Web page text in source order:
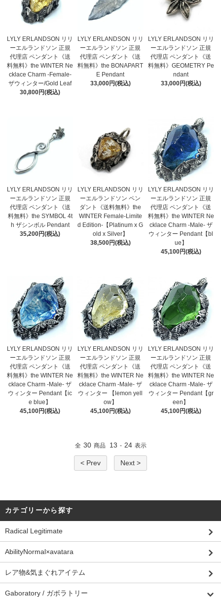
LYLY ERLANDSON リリ
ーエルランドソン 正規
代理店 ペンダント《送
料無料》the WINTER Ne
cklace Charm -Female-
ザウィンター/Gold Leaf
30,800円(税込)
LYLY ERLANDSON リリ
ーエルランドソン 正規
代理店 ペンダント《送
料無料》the BONAPART
E Pendant
33,000円(税込)
LYLY ERLANDSON リリ
ーエルランドソン 正規
代理店 ペンダント《送
料無料》GEOMETRY Pe
ndant
33,000円(税込)
LYLY ERLANDSON リリ
ーエルランドソン 正規
代理店 ペンダント《送
料無料》the SYMBOL 4t
h ザシンボル Pendant
35,200円(税込)
LYLY ERLANDSON リリ
ーエルランドソン ペン
ダント《送料無料》the
WINTER Female-Limite
d Edition-【Platinum x G
old x Silver】
38,500円(税込)
LYLY ERLANDSON リリ
ーエルランドソン 正規
代理店 ペンダント《送
料無料》the WINTER Ne
cklace Charm -Male- ザ
ウィンター Pendant【bl
ue】
45,100円(税込)
LYLY ERLANDSON リリ
ーエルランドソン 正規
代理店 ペンダント《送
料無料》the WINTER Ne
cklace Charm -Male- ザ
ウィンター Pendant【ic
e blue】
45,100円(税込)
LYLY ERLANDSON リリ
ーエルランドソン 正規
代理店 ペンダント《送
料無料》the WINTER Ne
cklace Charm -Male- ザ
ウィンター 【lemon yell
ow】
45,100円(税込)
LYLY ERLANDSON リリ
ーエルランドソン 正規
代理店 ペンダント《送
料無料》the WINTER Ne
cklace Charm -Male- ザ
ウィンター Pendant【gr
een】
45,100円(税込)
全 30 商品 13 - 24 表示
< Prev Next >
カテゴリーから探す
Radical Legitimate
AbilityNormal×avatara
レア物&気まぐれアイテム
Gaboratory / ガボラトリー